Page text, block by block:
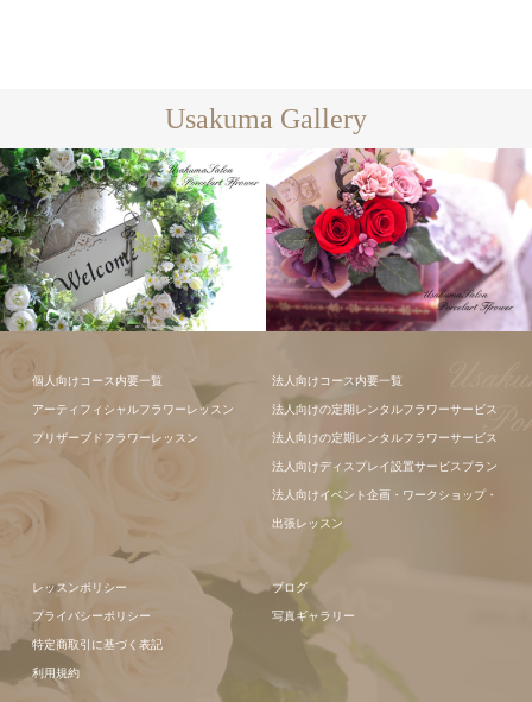
Usakuma Gallery
ンジメント
ンジメント
個人向けコース内要一覧
アーティフィシャルフラワーレッスン
プリザーブドフラワーレッスン
法人向けコース内要一覧
法人向けの定期レンタルフラワーサービス
法人向けの定期レンタルフラワーサービス
法人向けディスプレイ設置サービスプラン
法人向けイベント企画・ワークショップ・
出張レッスン
レッスンポリシー
プライバシーポリシー
特定商取引に基づく表記
利用規約
ブログ
写真ギャラリー